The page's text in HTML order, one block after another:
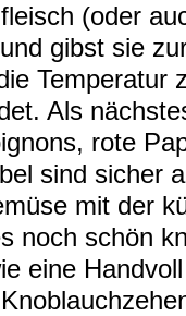
(oder
gibst sie
Temperatur
Als
rote
sind sicher
mit der
noch schön
eine